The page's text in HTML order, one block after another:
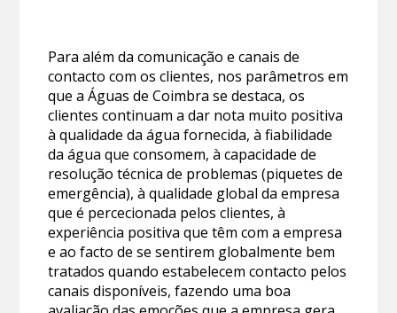
Para além da comunicação e canais de
contacto com os clientes, nos parâmetros em
que a Águas de Coimbra se destaca, os
clientes continuam a dar nota muito positiva
à qualidade da água fornecida, à fiabilidade
da água que consomem, à capacidade de
resolução técnica de problemas (piquetes de
emergência), à qualidade global da empresa
que é percecionada pelos clientes, à
experiência positiva que têm com a empresa
e ao facto de se sentirem globalmente bem
tratados quando estabelecem contacto pelos
canais disponíveis, fazendo uma boa